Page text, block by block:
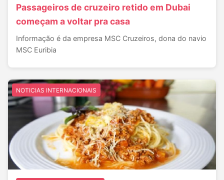
Passageiros de cruzeiro retido em Dubai
começam a voltar pra casa
Informação é da empresa MSC Cruzeiros, dona do navio
MSC Euribia
NOTICIAS INTERNACIONAIS